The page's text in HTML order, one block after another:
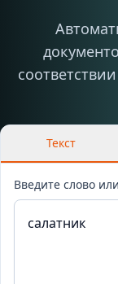
Текст
Введите слово